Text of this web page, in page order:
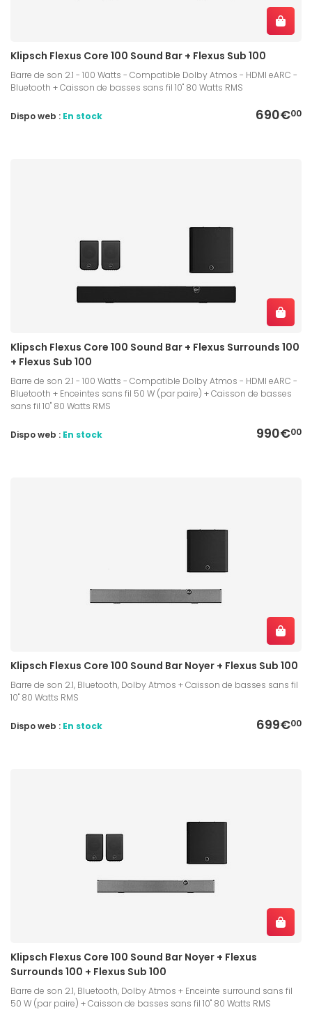
Klipsch Flexus Core 100 Sound Bar + Flexus Sub 100
Barre de son 2.1 - 100 Watts - Compatible Dolby Atmos - HDMI eARC -
Bluetooth + Caisson de basses sans fil 10" 80 Watts RMS
690€00
Dispo web : En stock
Klipsch Flexus Core 100 Sound Bar + Flexus Surrounds 100
+ Flexus Sub 100
Barre de son 2.1 - 100 Watts - Compatible Dolby Atmos - HDMI eARC -
Bluetooth + Enceintes sans fil 50 W (par paire) + Caisson de basses
sans fil 10" 80 Watts RMS
990€00
Dispo web : En stock
Klipsch Flexus Core 100 Sound Bar Noyer + Flexus Sub 100
Barre de son 2.1, Bluetooth, Dolby Atmos + Caisson de basses sans fil
10" 80 Watts RMS
699€00
Dispo web : En stock
Klipsch Flexus Core 100 Sound Bar Noyer + Flexus
Surrounds 100 + Flexus Sub 100
Barre de son 2.1, Bluetooth, Dolby Atmos + Enceinte surround sans fil
50 W (par paire) + Caisson de basses sans fil 10" 80 Watts RMS